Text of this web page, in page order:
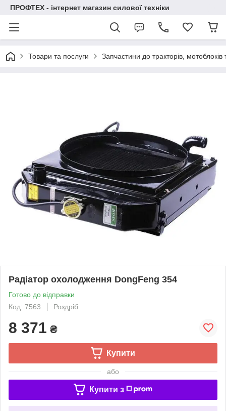
ПРОФТЕХ - інтернет магазин силової техніки
Товари та послуги Запчастини до тракторів,
Радіатор охолодження DongFeng 354
Готово до відправки
Код: 7563
Роздріб
8 371 ₴
Купити
або
Купити з